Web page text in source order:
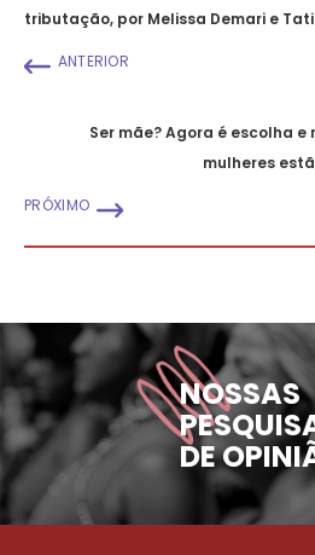
tributação, por Melissa Demari e
ANTERIOR
Ser mãe? Agora é escolha
mulheres
PRÓXIMO
NOSSAS
DE